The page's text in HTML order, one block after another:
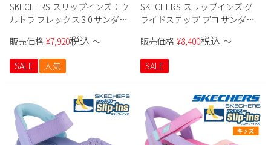
SKECHERS スリップインズ：ウ
ルトラ フレックス 3.0 サンダル
販売価格 ¥7,920税込 〜
SALE 人気
SKECHERS スリップインズ グ
ライドステップ プロ サンダル
販売価格 ¥8,400税込 〜
SALE